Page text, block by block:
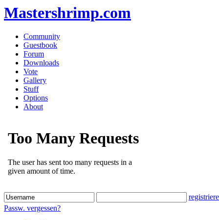
Mastershrimp.com
Community
Guestbook
Forum
Downloads
Vote
Gallery
Stuff
Options
About
Passw. vergessen?